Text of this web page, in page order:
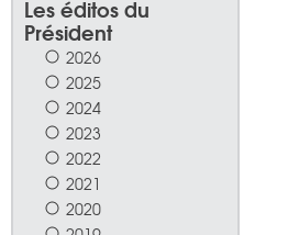
Les éditos du
Président
2026
2025
2024
2023
2022
2021
2020